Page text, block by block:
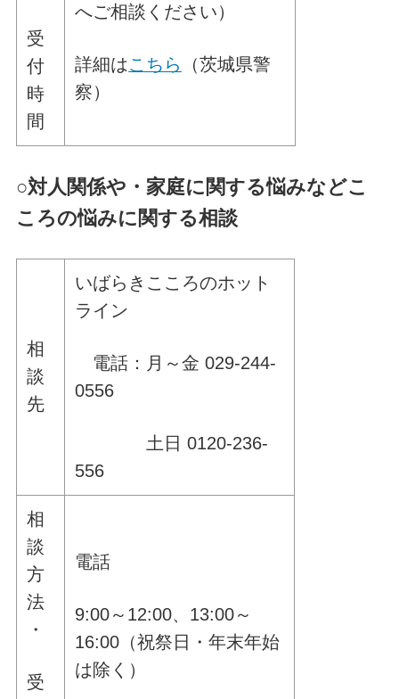
受
付
時
間
へご相談ください）
詳細はこちら
（茨城県警
察）
○対人関係や・家庭に関する悩みなどこ
ころの悩みに関する相談
相
談
先
いばらきこころのホット
ライン
電話：月～金 029-244-
0556
土日 0120-236-
556
相
談
方
法
・
受
電話
9:00～12:00、13:00～
16:00（祝祭日・年末年始
は除く）